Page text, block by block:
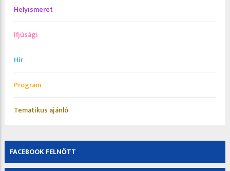
Helyismeret
Ifjúsági
Hír
Program
Tematikus ajánló
FACEBOOK FELNŐTT